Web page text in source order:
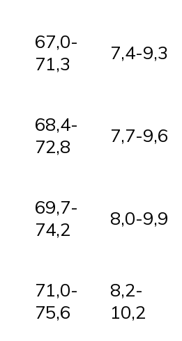
67,0-
71,3
7,4-9,3
68,4-
72,8
7,7-9,6
69,7-
74,2
8,0-9,9
71,0-
75,6
8,2-
10,2